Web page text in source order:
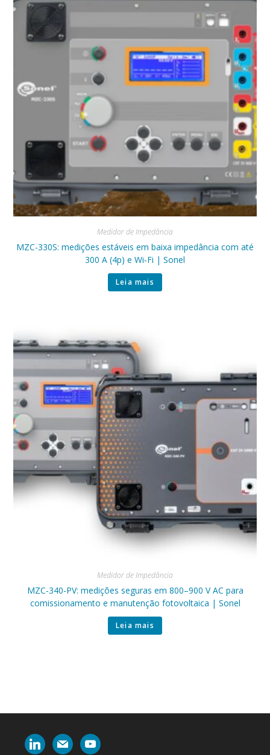
Medidor de Impedância
MZC-330S: medições estáveis em baixa impedância com até
300 A (4p) e Wi‑Fi | Sonel
Leia mais
Medidor de Impedância
MZC-340-PV: medições seguras em 800–900 V AC para
comissionamento e manutenção fotovoltaica | Sonel
Leia mais
linkedinmail youtube